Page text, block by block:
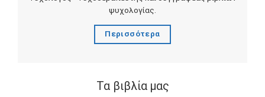
ψυχολογίας.
Περισσότερα
Τα βιβλία μας